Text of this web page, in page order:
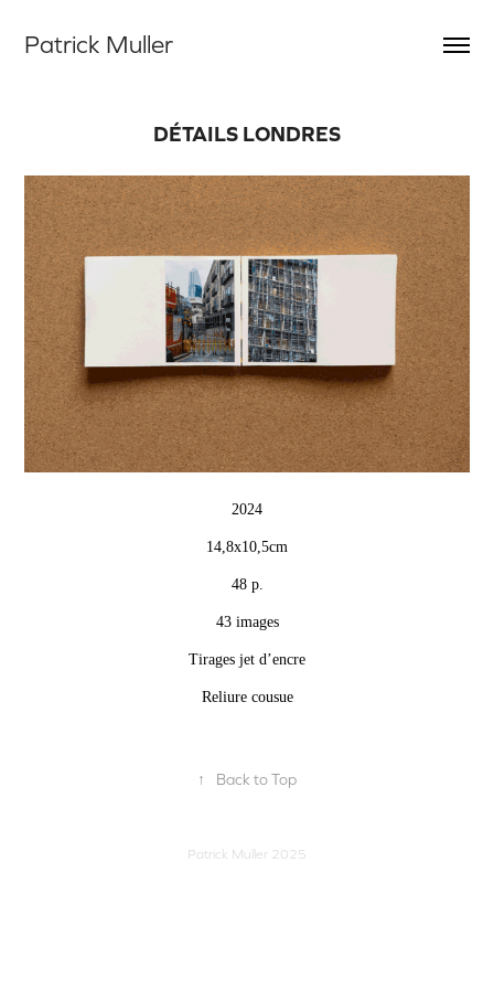
Patrick Muller
DÉTAILS LONDRES
2024
14,8x10,5cm
48 p.
43 images
Tirages jet d’encre
Reliure cousue
↑ Back to Top
Patrick Muller 2025